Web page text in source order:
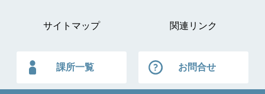
サイトマップ 関連リンク
課所一覧 お問合せ